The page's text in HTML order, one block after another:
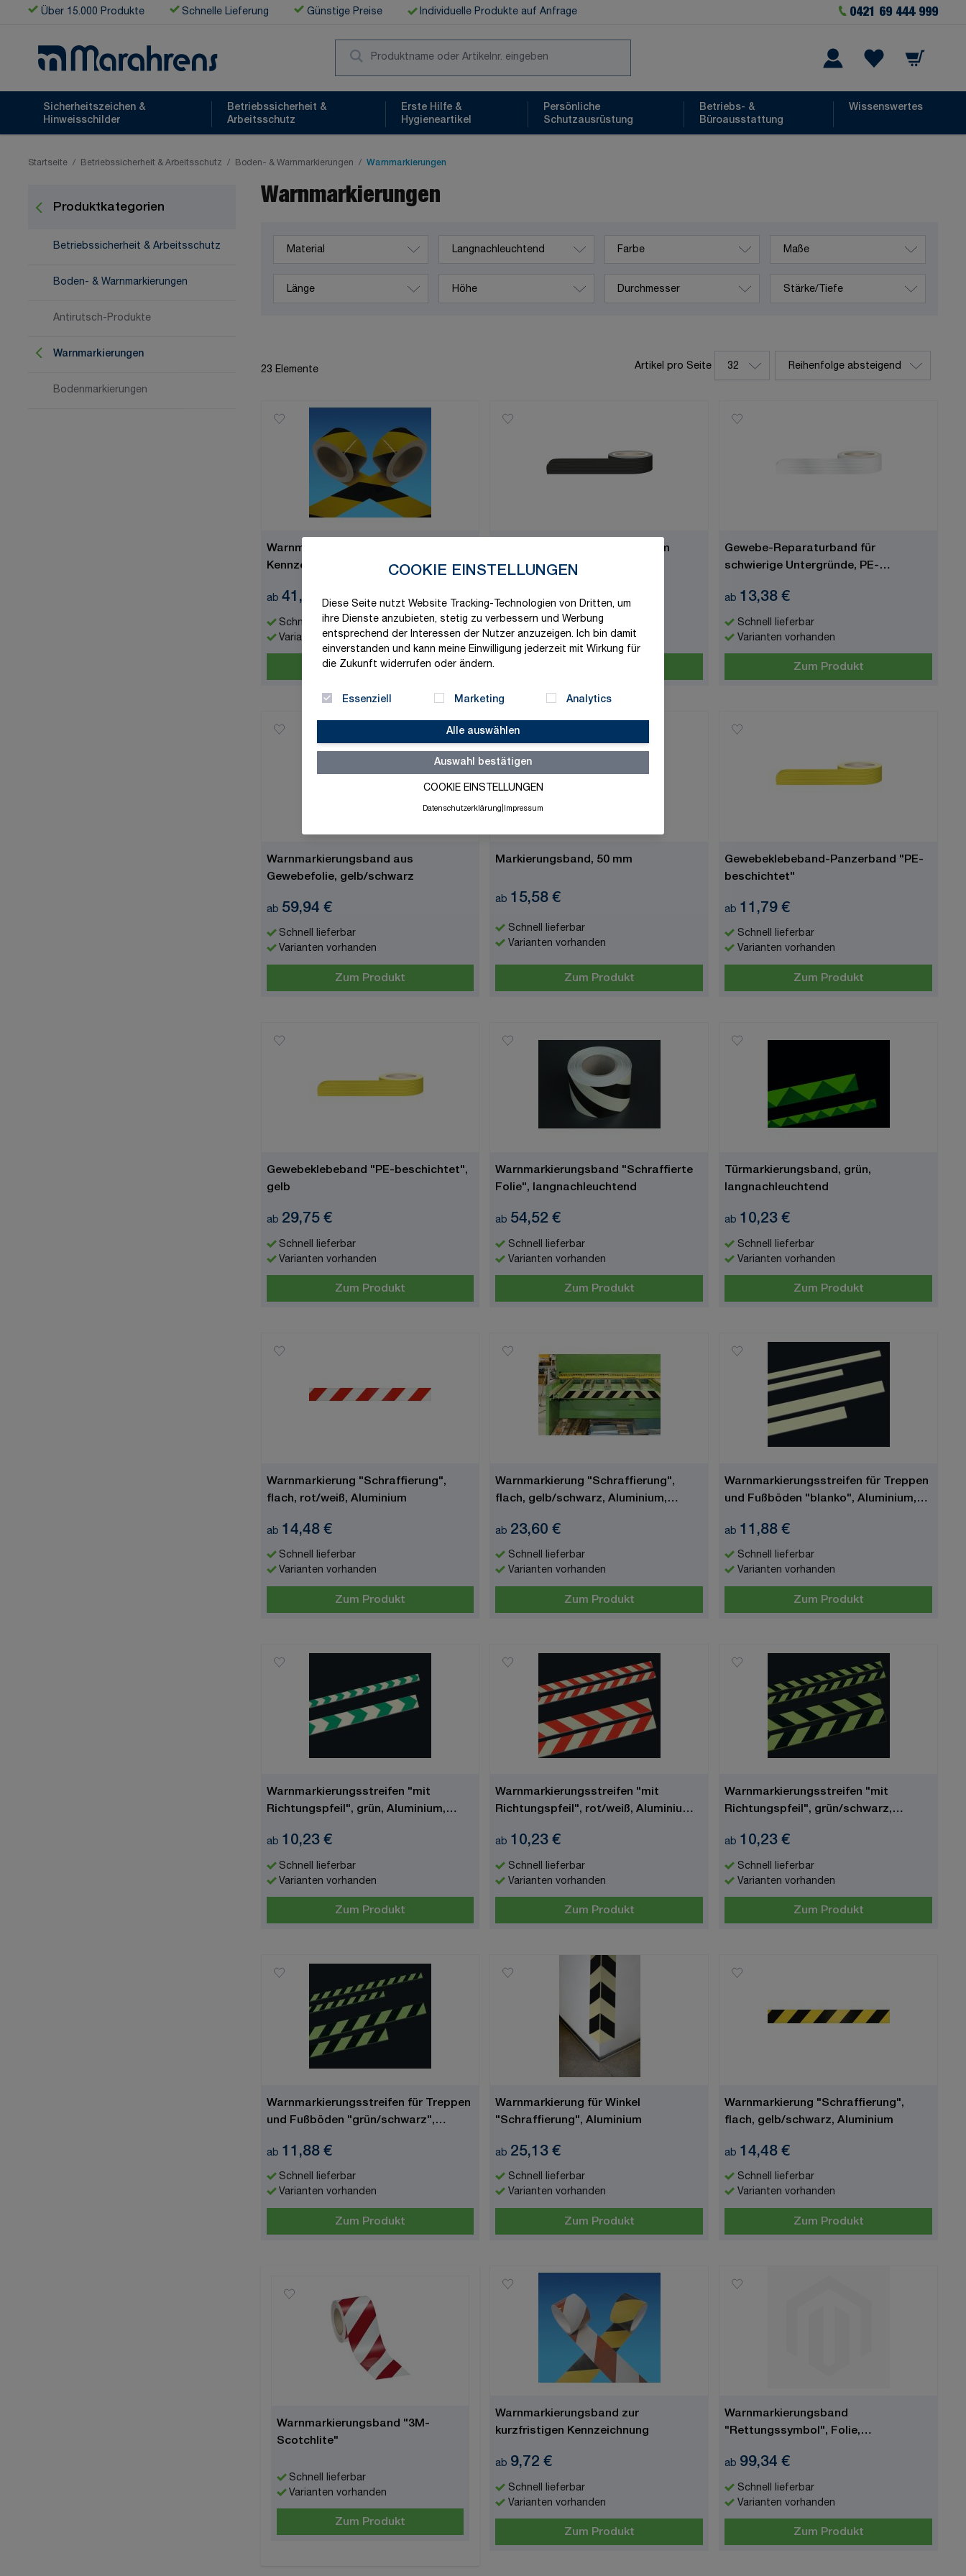
COOKIE EINSTELLUNGEN
Diese Seite nutzt Website Tracking-Technologien von Dritten, um
ihre Dienste anzubieten, stetig zu verbessern und Werbung
entsprechend der Interessen der Nutzer anzuzeigen. Ich bin damit
einverstanden und kann meine Einwilligung jederzeit mit Wirkung für
die Zukunft widerrufen oder ändern.
Essenziell Marketing Analytics
Alle auswählen
Auswahl bestätigen
COOKIE EINSTELLUNGEN
Datenschutzerklärung Impressum
Zum Inhalt springen
Über 15.000 Produkte Schnelle Lieferung Günstige Preise Individuelle Produkte auf Anfrage 0421 69 444 999
Warenkorb
Sicherheitszeichen &
Hinweisschilder
Betriebssicherheit &
Arbeitsschutz
Erste Hilfe &
Hygieneartikel
Persönliche
Schutzausrüstung
Betriebs- &
Büroausstattung
Wissenswertes
Startseite / Betriebssicherheit & Arbeitsschutz / Boden- & Warnmarkierungen / Warnmarkierungen
Produktkategorien
Betriebssicherheit & Arbeitsschutz
Boden- & Warnmarkierungen
Antirutsch-Produkte
Warnmarkierungen
Bodenmarkierungen
Warnmarkierungen
23 Elemente Artikel pro Seite pro Seite
Warnmarkierungsband für dauerhafte
Kennzeichnung, gelb/schwarz, Folie,
ab 41,99 €
Schnell lieferbar
Varianten vorhanden
Zum Produkt
Gewebe-Reparaturband, 50 mm
Schnell lieferbar
Varianten vorhanden
Gewebe-Reparaturband für
schwierige Untergründe, PE-
ab 13,38 €
Schnell lieferbar
Varianten vorhanden
Zum Produkt
Warnmarkierungsband aus
Gewebefolie, gelb/schwarz
ab 59,94 €
Schnell lieferbar
Varianten vorhanden
Zum Produkt
Markierungsband, 50 mm
ab 15,58 €
Schnell lieferbar
Varianten vorhanden
Zum Produkt
Gewebeklebeband-Panzerband "PE-
beschichtet"
ab 11,79 €
Schnell lieferbar
Varianten vorhanden
Zum Produkt
Gewebeklebeband "PE-beschichtet",
gelb
ab 29,75 €
Schnell lieferbar
Varianten vorhanden
Zum Produkt
Warnmarkierungsband "Schraffierte
Folie", langnachleuchtend
ab 54,52 €
Schnell lieferbar
Varianten vorhanden
Zum Produkt
Türmarkierungsband, grün,
langnachleuchtend
ab 10,23 €
Schnell lieferbar
Varianten vorhanden
Zum Produkt
Warnmarkierung "Schraffierung",
flach, rot/weiß, Aluminium
ab 14,48 €
Schnell lieferbar
Varianten vorhanden
Zum Produkt
Warnmarkierung "Schraffierung",
flach, gelb/schwarz, Aluminium,
ab 23,60 €
Schnell lieferbar
Varianten vorhanden
Zum Produkt
Warnmarkierungsstreifen für Treppen
und Fußböden "blanko", Aluminium,
ab 11,88 €
Schnell lieferbar
Varianten vorhanden
Zum Produkt
Warnmarkierungsstreifen "mit
Richtungspfeil", grün, Aluminium,
ab 10,23 €
Schnell lieferbar
Varianten vorhanden
Zum Produkt
Warnmarkierungsstreifen "mit
Richtungspfeil", rot/weiß, Aluminium,
ab 10,23 €
Schnell lieferbar
Varianten vorhanden
Zum Produkt
Warnmarkierungsstreifen "mit
Richtungspfeil", grün/schwarz,
ab 10,23 €
Schnell lieferbar
Varianten vorhanden
Zum Produkt
Warnmarkierungsstreifen für Treppen
und Fußböden "grün/schwarz",
ab 11,88 €
Schnell lieferbar
Varianten vorhanden
Zum Produkt
Warnmarkierung für Winkel
"Schraffierung", Aluminium
ab 25,13 €
Schnell lieferbar
Varianten vorhanden
Zum Produkt
Warnmarkierung "Schraffierung",
flach, gelb/schwarz, Aluminium
ab 14,48 €
Schnell lieferbar
Varianten vorhanden
Zum Produkt
Warnmarkierungsband "3M-
Scotchlite"
Schnell lieferbar
Varianten vorhanden
Zum Produkt
Warnmarkierungsband zur
kurzfristigen Kennzeichnung
ab 9,72 €
Schnell lieferbar
Varianten vorhanden
Zum Produkt
Warnmarkierungsband
"Rettungssymbol", Folie,
ab 99,34 €
Schnell lieferbar
Varianten vorhanden
Zum Produkt